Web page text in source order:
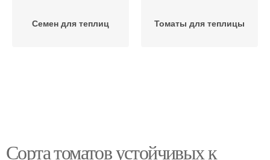
Семен для теплиц Томаты для теплицы
Сорта томатов устойчивых к